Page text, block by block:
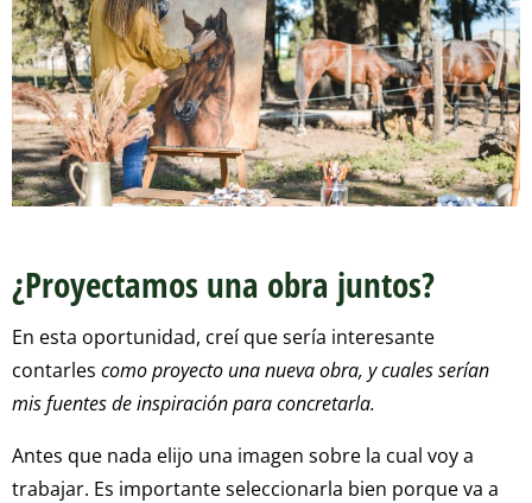
¿Proyectamos una obra juntos?
En esta oportunidad, creí que sería interesante
contarles como proyecto una nueva obra, y cuales serían
mis fuentes de inspiración para concretarla.
Antes que nada elijo una imagen sobre la cual voy a
trabajar. Es importante seleccionarla bien porque va a